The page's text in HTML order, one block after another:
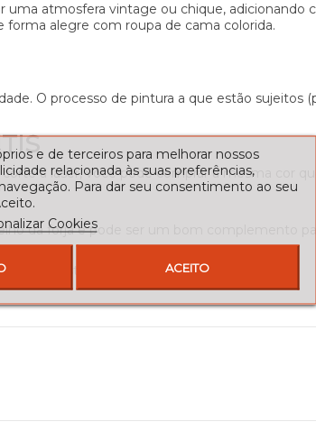
atmosfera vintage ou chique,
alegre com roupa de cama colorida.
O processo de pintura a que estão sujeitos
a laser, você pode comprar a mesma cor
da forja e pode ser um bom complemento
blog. Está carregado de inspiração!
e de terceiros para melhorar nossos
relacionada às suas preferências,
Para dar seu consentimento ao seu
Cookies
ACEITO